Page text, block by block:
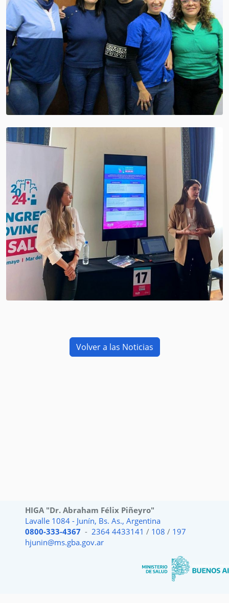
Volver a las Noticias
HIGA "Dr. Abraham Félix Piñeyro"
Lavalle 1084 - Junín, Bs. As., Argentina
0800-333-4367 -2364 4433141 / 108 / 197
hjunin@ms.gba.gov.ar